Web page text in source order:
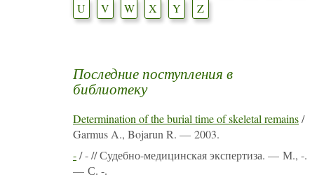
U
V W X Y Z
Последние поступления в
библиотеку
Determination of the burial time of skeletal remains/
Garmus A., Bojarun R. — 2003.
-/ - // Судебно-медицинская экспертиза. — М., -.
— С. -.